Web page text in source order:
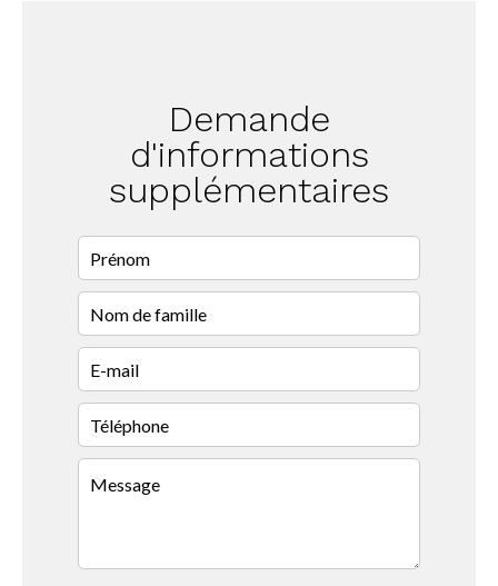
Demande
d'informations
supplémentaires